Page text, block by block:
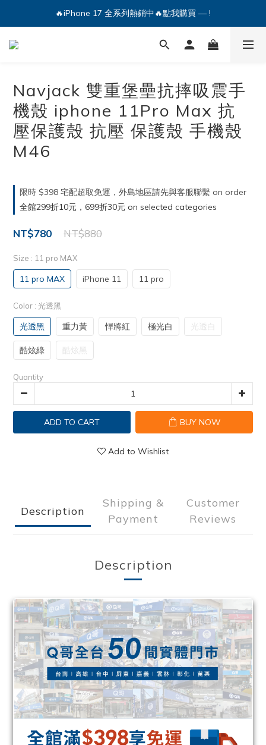
🔥iPhone 17 全系列熱銷中🔥點我購買 — !
🔥iPhone 17 全系列熱銷中🔥點我購買 — !
💕加入Q哥 Line 新好友領優惠券！🎫
Navjack 雙重堡壘抗摔吸震手
機殼 iphone 11Pro Max 抗
壓保護殼 抗壓 保護殼 手機殼
M46
限時 $398 宅配超取免運，外島地區請先與客服聯繫 on order
全館299折10元，699折30元 on selected categories
NT$880
NT$780
Size : 11 pro MAX
11 pro MAX iPhone 11 11 pro
Color : 光透黑
光透黑 重力黃 悍將紅 極光白 光透白
酷炫綠 酷炫黑
Quantity
ADD TO CART BUY NOW
Add to Wishlist
Description
Shipping &
Payment
Customer
Reviews
Description